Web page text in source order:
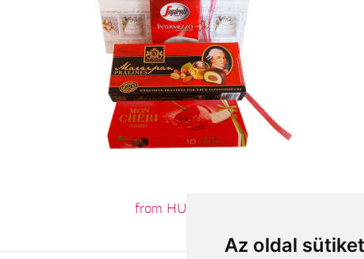
Az oldal
from HUF13,640